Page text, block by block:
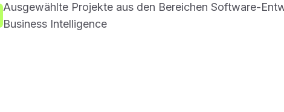
Ausgewählte Projekte aus den Bereichen Software-
Business Intelligence